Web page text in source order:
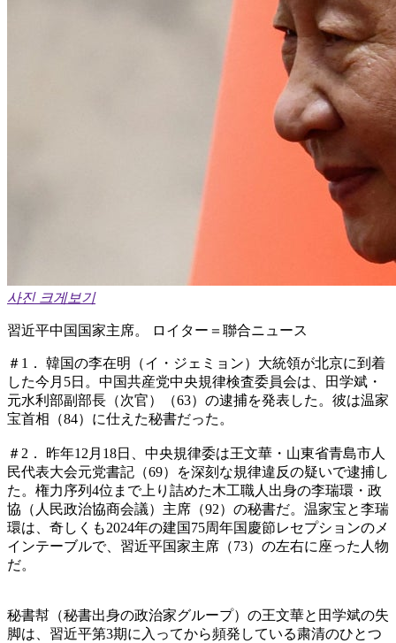
사진 크게보기
習近平中国国家主席。 ロイター＝聯合ニュース
＃1． 韓国の李在明（イ・ジェミョン）大統領が北京に到着
した今月5日。中国共産党中央規律検査委員会は、田学斌・
元水利部副部長（次官）（63）の逮捕を発表した。彼は温家
宝首相（84）に仕えた秘書だった。
＃2． 昨年12月18日、中央規律委は王文華・山東省青島市人
民代表大会元党書記（69）を深刻な規律違反の疑いで逮捕し
た。権力序列4位まで上り詰めた木工職人出身の李瑞環・政
協（人民政治協商会議）主席（92）の秘書だ。温家宝と李瑞
環は、奇しくも2024年の建国75周年国慶節レセプションのメ
インテーブルで、習近平国家主席（73）の左右に座った人物
だ。
秘書幇（秘書出身の政治家グループ）の王文華と田学斌の失
脚は、習近平第3期に入ってから頻発している粛清のひとつ